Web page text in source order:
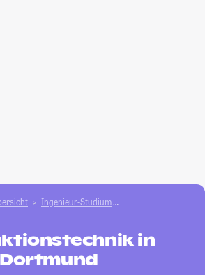
Ingenieur-Studium
in
Dortmund